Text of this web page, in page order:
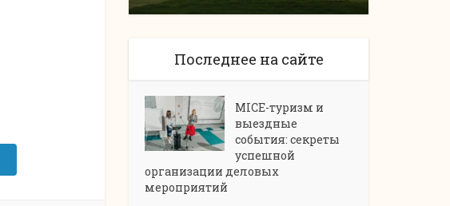
Последнее на сайте
MICE-туризм и
выездные
события: секреты
успешной
организации деловых
мероприятий